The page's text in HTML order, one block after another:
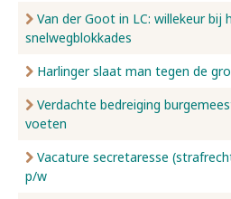
Van der Goot in LC: willekeur bij
snelwegblokkades
Harlinger slaat man tegen de
Verdachte bedreiging
voeten
Vacature secretaresse
p/w